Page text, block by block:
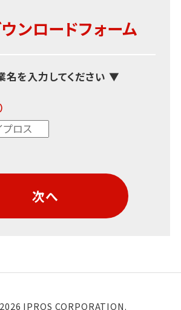
ンロードフォーム
を入力してください ▼
次へ
IPROS CORPORATION.